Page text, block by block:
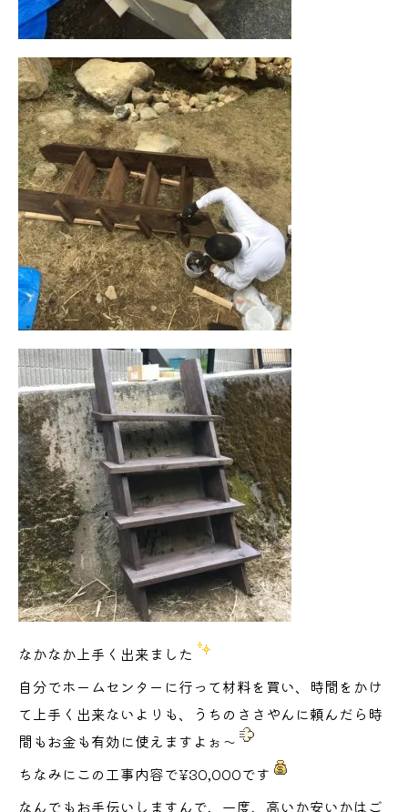
なかなか上手く出来ました
自分でホームセンターに行って材料を買い、時間をかけ
て上手く出来ないよりも、うちのささやんに頼んだら時
間もお金も有効に使えますよぉ～
ちなみにこの工事内容で¥30,000です
なんでもお手伝いしますんで、一度、高いか安いかはご